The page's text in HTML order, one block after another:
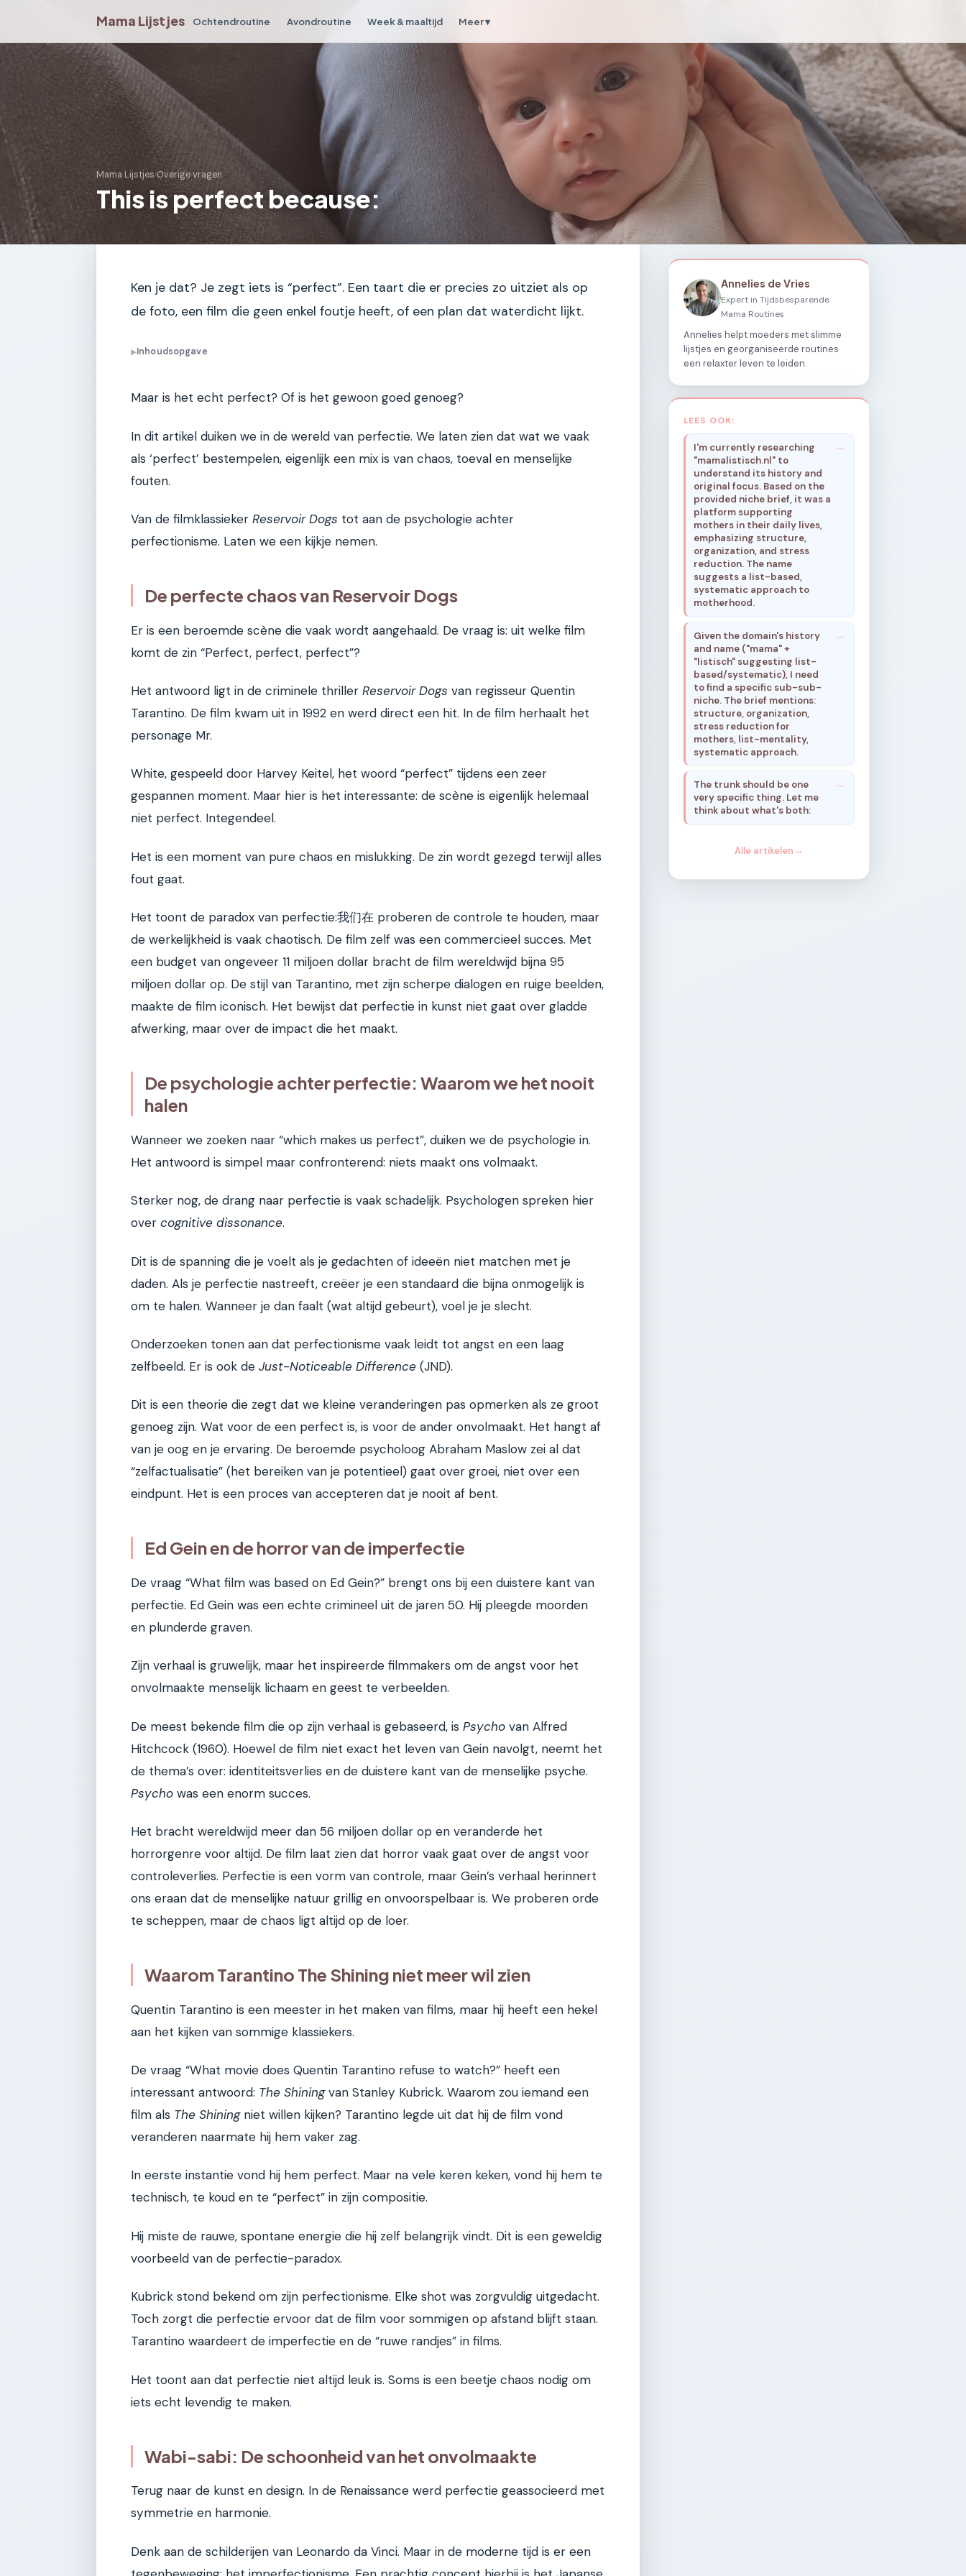
Mama Lijstjes Ochtendroutine Avondroutine Week & maaltijd Meer ▾
Mama Lijstjes›Overige vragen
This is perfect because:
Ken je dat? Je zegt iets is “perfect”. Een taart die er precies zo uitziet als op
de foto, een film die geen enkel foutje heeft, of een plan dat waterdicht lijkt.
▶Inhoudsopgave
Maar is het echt perfect? Of is het gewoon goed genoeg?
In dit artikel duiken we in de wereld van perfectie. We laten zien dat wat we vaak
als ‘perfect’ bestempelen, eigenlijk een mix is van chaos, toeval en menselijke
fouten.
Van de filmklassieker Reservoir Dogs tot aan de psychologie achter
perfectionisme. Laten we een kijkje nemen.
De perfecte chaos van Reservoir Dogs
Er is een beroemde scène die vaak wordt aangehaald. De vraag is: uit welke film
komt de zin “Perfect, perfect, perfect”?
Het antwoord ligt in de criminele thriller Reservoir Dogs van regisseur Quentin
Tarantino. De film kwam uit in 1992 en werd direct een hit. In de film herhaalt het
personage Mr.
White, gespeeld door Harvey Keitel, het woord “perfect” tijdens een zeer
gespannen moment. Maar hier is het interessante: de scène is eigenlijk helemaal
niet perfect. Integendeel.
Het is een moment van pure chaos en mislukking. De zin wordt gezegd terwijl alles
fout gaat.
Het toont de paradox van perfectie:我们在 proberen de controle te houden, maar
de werkelijkheid is vaak chaotisch. De film zelf was een commercieel succes. Met
een budget van ongeveer 11 miljoen dollar bracht de film wereldwijd bijna 95
miljoen dollar op. De stijl van Tarantino, met zijn scherpe dialogen en ruige beelden,
maakte de film iconisch. Het bewijst dat perfectie in kunst niet gaat over gladde
afwerking, maar over de impact die het maakt.
De psychologie achter perfectie: Waarom we het nooit
halen
Wanneer we zoeken naar “which makes us perfect”, duiken we de psychologie in.
Het antwoord is simpel maar confronterend: niets maakt ons volmaakt.
Sterker nog, de drang naar perfectie is vaak schadelijk. Psychologen spreken hier
over cognitive dissonance.
Dit is de spanning die je voelt als je gedachten of ideeën niet matchen met je
daden. Als je perfectie nastreeft, creëer je een standaard die bijna onmogelijk is
om te halen. Wanneer je dan faalt (wat altijd gebeurt), voel je je slecht.
Onderzoeken tonen aan dat perfectionisme vaak leidt tot angst en een laag
zelfbeeld. Er is ook de Just-Noticeable Difference (JND).
Dit is een theorie die zegt dat we kleine veranderingen pas opmerken als ze groot
genoeg zijn. Wat voor de een perfect is, is voor de ander onvolmaakt. Het hangt af
van je oog en je ervaring. De beroemde psycholoog Abraham Maslow zei al dat
“zelfactualisatie” (het bereiken van je potentieel) gaat over groei, niet over een
eindpunt. Het is een proces van accepteren dat je nooit af bent.
Ed Gein en de horror van de imperfectie
De vraag “What film was based on Ed Gein?” brengt ons bij een duistere kant van
perfectie. Ed Gein was een echte crimineel uit de jaren 50. Hij pleegde moorden
en plunderde graven.
Zijn verhaal is gruwelijk, maar het inspireerde filmmakers om de angst voor het
onvolmaakte menselijk lichaam en geest te verbeelden.
De meest bekende film die op zijn verhaal is gebaseerd, is Psycho van Alfred
Hitchcock (1960). Hoewel de film niet exact het leven van Gein navolgt, neemt het
de thema’s over: identiteitsverlies en de duistere kant van de menselijke psyche.
Psycho was een enorm succes.
Het bracht wereldwijd meer dan 56 miljoen dollar op en veranderde het
horrorgenre voor altijd. De film laat zien dat horror vaak gaat over de angst voor
controleverlies. Perfectie is een vorm van controle, maar Gein’s verhaal herinnert
ons eraan dat de menselijke natuur grillig en onvoorspelbaar is. We proberen orde
te scheppen, maar de chaos ligt altijd op de loer.
Waarom Tarantino The Shining niet meer wil zien
Quentin Tarantino is een meester in het maken van films, maar hij heeft een hekel
aan het kijken van sommige klassiekers.
De vraag “What movie does Quentin Tarantino refuse to watch?” heeft een
interessant antwoord: The Shiningvan Stanley Kubrick. Waarom zou iemand een
film als The Shiningniet willen kijken? Tarantino legde uit dat hij de film vond
veranderen naarmate hij hem vaker zag.
In eerste instantie vond hij hem perfect. Maar na vele keren keken, vond hij hem te
technisch, te koud en te “perfect” in zijn compositie.
Hij miste de rauwe, spontane energie die hij zelf belangrijk vindt. Dit is een geweldig
voorbeeld van de perfectie-paradox.
Kubrick stond bekend om zijn perfectionisme. Elke shot was zorgvuldig uitgedacht.
Toch zorgt die perfectie ervoor dat de film voor sommigen op afstand blijft staan.
Tarantino waardeert de imperfectie en de “ruwe randjes” in films.
Het toont aan dat perfectie niet altijd leuk is. Soms is een beetje chaos nodig om
iets echt levendig te maken.
Wabi-sabi: De schoonheid van het onvolmaakte
Terug naar de kunst en design. In de Renaissance werd perfectie geassocieerd met
symmetrie en harmonie.
Denk aan de schilderijen van Leonardo da Vinci. Maar in de moderne tijd is er een
Annelies de Vries
Expert in Tijdsbesparende
Mama Routines
Annelies helpt moeders met slimme
lijstjes en georganiseerde routines
een relaxter leven te leiden.
LEES OOK:
I'm currently researching
"mamalistisch.nl" to
understand its history and
original focus. Based on the
provided niche brief, it was a
platform supporting
mothers in their daily lives,
emphasizing structure,
organization, and stress
reduction. The name
suggests a list-based,
systematic approach to
motherhood.
Given the domain's history
and name ("mama" +
"listisch" suggesting list-
based/systematic), I need
to find a specific sub-sub-
niche. The brief mentions:
structure, organization,
stress reduction for
mothers, list-mentality,
systematic approach.
The trunk should be one
very specific thing. Let me
think about what's both:
Alle artikelen